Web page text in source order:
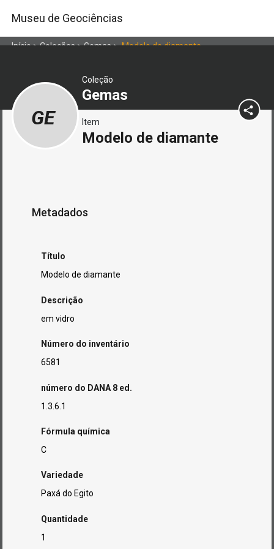
Museu de Geociências
Início>Coleções>Gemas>Modelo de diamante
Coleção
Gemas
GE Item
Modelo de diamante
Metadados
Título
Modelo de diamante
Descrição
em vidro
Número do inventário
6581
número do DANA 8 ed.
1.3.6.1
Fórmula química
C
Variedade
Paxá do Egito
Quantidade
1